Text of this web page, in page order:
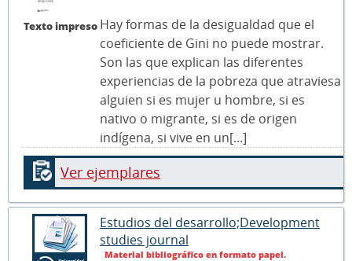
Texto impreso Hay formas de la desigualdad que el
coeficiente de Gini no puede mostrar.
Son las que explican las diferentes
experiencias de la pobreza que atraviesa
alguien si es mujer u hombre, si es
nativo o migrante, si es de origen
indígena, si vive en un[...]
Ver ejemplares
Estudios del desarrollo;Development
studies journal
Material bibliográfico en formato papel.